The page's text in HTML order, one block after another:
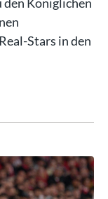
Stars in den